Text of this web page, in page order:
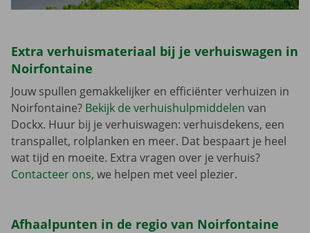
Extra verhuismateriaal bij je verhuiswagen in
Noirfontaine
Jouw spullen gemakkelijker en efficiënter verhuizen in
Noirfontaine? Bekijk de verhuishulpmiddelen van
Dockx. Huur bij je verhuiswagen: verhuisdekens, een
transpallet, rolplanken en meer. Dat bespaart je heel
wat tijd en moeite. Extra vragen over je verhuis?
Contacteer ons, we helpen met veel plezier.
Afhaalpunten in de regio van Noirfontaine